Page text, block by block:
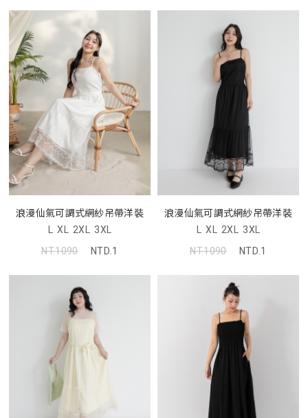
浪漫仙氣可調式網紗吊帶洋裝
L XL 2XL 3XL
NT.1090
NTD.1
浪漫仙氣可調式網紗吊帶洋裝
L XL 2XL 3XL
NT.1090
NTD.1